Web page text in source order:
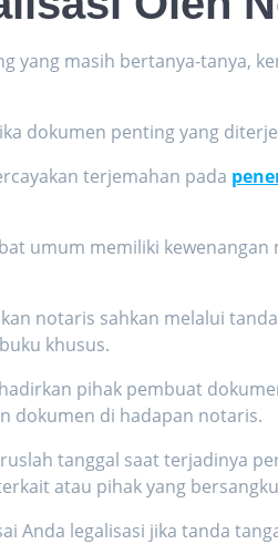
yang masih bertanya-tanya,
dokumen penting yang
terjemahan pada
umum memiliki
notaris sahkan melalui
khusus.
pihak pembuat
dokumen di hadapan notaris.
tanggal saat terjadinya
atau pihak yang
Anda legalisasi jika tanda